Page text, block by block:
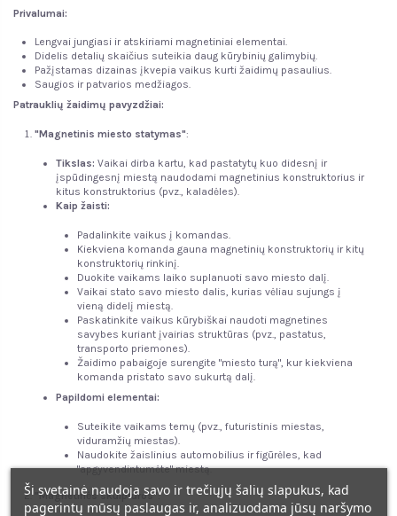
Privalumai:
Lengvai jungiasi ir atskiriami magnetiniai elementai.
Didelis detalių skaičius suteikia daug kūrybinių galimybių.
Pažįstamas dizainas įkvepia vaikus kurti žaidimų pasaulius.
Saugios ir patvarios medžiagos.
Patrauklių žaidimų pavyzdžiai:
"Magnetinis miesto statymas":
Tikslas: Vaikai dirba kartu, kad pastatytų kuo didesnį ir
įspūdingesnį miestą naudodami magnetinius konstruktorius ir
kitus konstruktorius (pvz., kaladėles).
Kaip žaisti:
Padalinkite vaikus į komandas.
Kiekviena komanda gauna magnetinių konstruktorių ir kitų
konstruktorių rinkinį.
Duokite vaikams laiko suplanuoti savo miesto dalį.
Vaikai stato savo miesto dalis, kurias vėliau sujungs į
vieną didelį miestą.
Paskatinkite vaikus kūrybiškai naudoti magnetines
savybes kuriant įvairias struktūras (pvz., pastatus,
transporto priemones).
Žaidimo pabaigoje surengite "miesto turą", kur kiekviena
komanda pristato savo sukurtą dalį.
Papildomi elementai:
Suteikite vaikams temų (pvz., futuristinis miestas,
viduramžių miestas).
Naudokite žaislinius automobilius ir figūrėles, kad
"apgyvendintumėte" miestą.
"Magnetinės skulptūros":
Ši svetainė naudoja savo ir trečiųjų šalių slapukus, kad
pagerintų mūsų paslaugas ir, analizuodama jūsų naršymo